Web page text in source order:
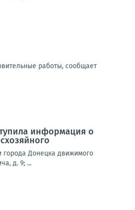
работы, сообщает
информация о
города Донецка движимого
д. 9; ...